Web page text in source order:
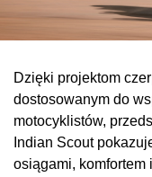
Dzięki projektom
dostosowanym do
motocyklistów,
Indian Scout
osiągami, komfortem